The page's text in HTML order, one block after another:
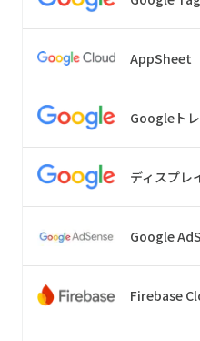
AppSheet
Googleト
ディスプレ
Google
Firebase